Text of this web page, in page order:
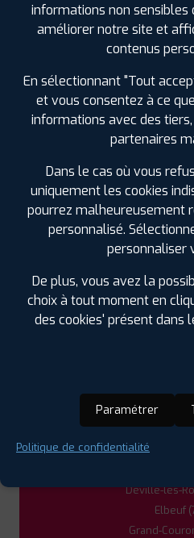
PROFIL PLUSFLEURY
8 ROUTE DE CHARLEVAL LE PETIT
FLEURY SUR ANDELLE
HORAIRES | +D'INFOS
PROFIL PLUS INCARVILLE
90 RUE DE LERY 27400
0232506434
HORAIRES | +D'INFOS
4
PROFIL PLUSGOURNAY
4 RUE DU PRE NATIER 27140
+D'INFOS
LES GARAGES
DANS LES
Canteleu
Caudebec-lès-
Déville-lès-
Elbeuf
Grand-
informations non
améliorer notre site et
contenus
En sélectionnant "Tout
et vous consentez à ce
informations avec des
partenaires
Dans le cas où vous
uniquement les cookies
pourrez malheureusement
personnalisé.
personnaliser
De plus, vous avez la
choix à tout moment en
des cookies' présent dans
Paramétrer
Politique de confidentialité